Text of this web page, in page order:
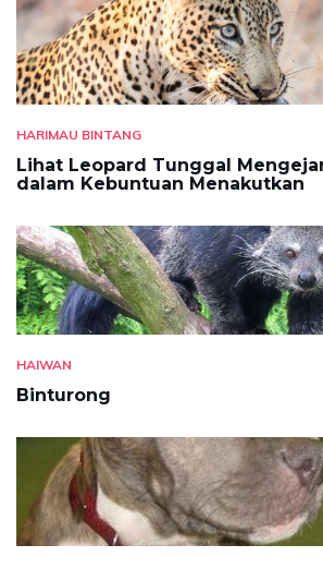
HARIMAU BINTANG
Lihat Leopard Tunggal
dalam Kebuntuan Menakutkan
HAIWAN
Binturong